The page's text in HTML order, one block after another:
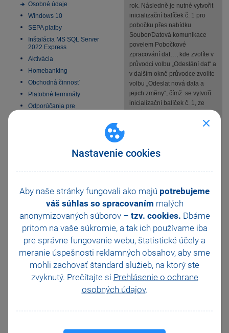
Nastavenie cookies
Aby naše stránky fungovali ako majú potrebujeme
váš súhlas so spracovaním malých
anonymizovaných súborov – tzv. cookies. Dbáme
pritom na vaše súkromie, a tak ich používame iba
pre správne fungovanie webu, štatistické účely a
meranie úspešnosti reklamných obsahov, aby sme
mohli zachovať štandard služieb, na ktorý ste
zvyknutý. Prečítajte si Prehlásenie o ochrane
osobných údajov.
Osobné údaje
Windows 10
SEPA platby
Inštalácia MS SQL Server
2022 Express
Aktivácia
Homebanking
Obchodná činnosť
Platobné terminály
Odporúčania pre
E-fakturácia 2027
rok. Následně je nutné vytvořit
inicializační balíček č. 1 pro
pobočku přes nabídku
Soubor/Datová komunikace
povelem Pobočkové
zpracování dat…, kde zvolíte v
průvodci volbu „Odeslání dat“ a
v dalším okně průvodce zvolíte
volbu „Odeslat nová data a
jejich změny“, čímž se vytvoří
inicializační balíček č. 1, ze
POHODA na pobočce vytvořit
jednotky tedy stisknete klávesu
kterém vyberete volbu
Účetnictví nebo Daňová
evidence a zde vyberete Založit
novou jednotku pobočkového
zpracování dat importem
inicializační databáze
vytvořené centrálou. Pomocí
tlačítka Procházet zadáte cestu
k inicializačnímu balíčku č.1,
jež byl vytvořen Centrálou.
Jakmile dokončíte Průvodce